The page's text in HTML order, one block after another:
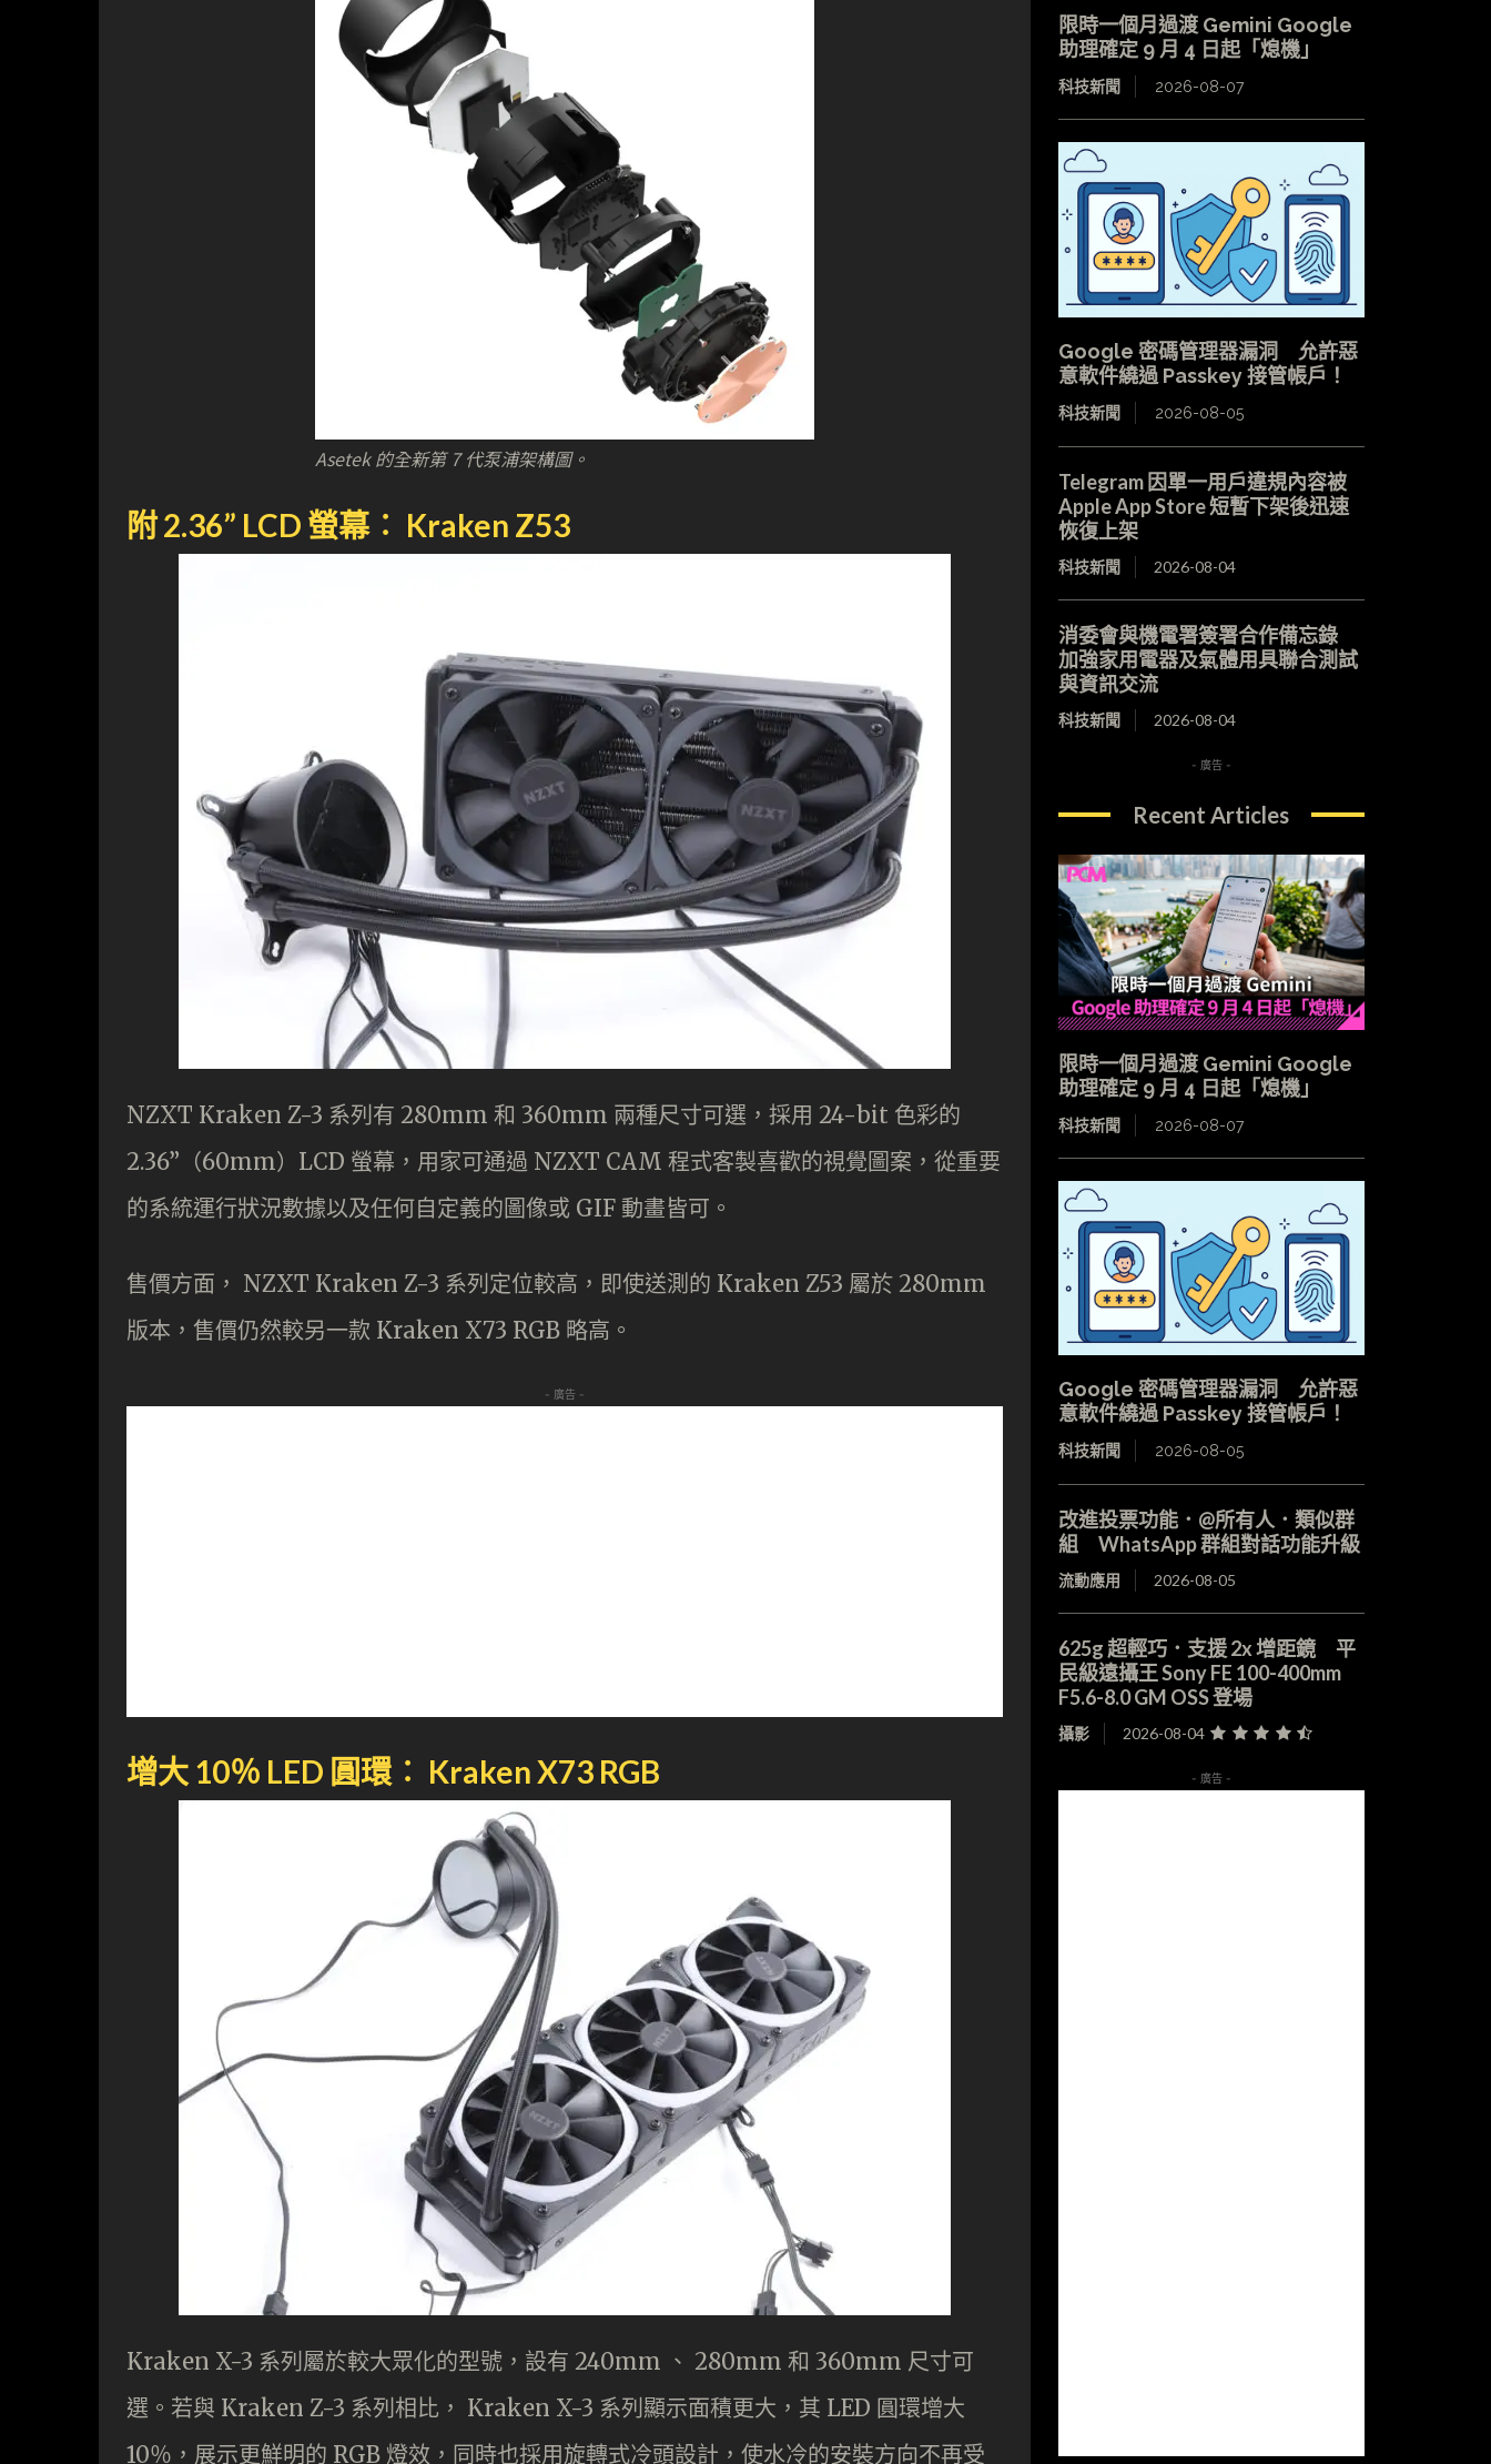
Asetek 的全新第 7 代泵浦架構圖。
附 2.36” LCD 螢幕︰ Kraken Z53
NZXT Kraken Z-3 系列有 280mm 和 360mm 兩種尺寸可選，採用 24-bit 色彩的
2.36”（60mm）LCD 螢幕，用家可通過 NZXT CAM 程式客製喜歡的視覺圖案，從重要
的系統運行狀況數據以及任何自定義的圖像或 GIF 動畫皆可。
售價方面， NZXT Kraken Z-3 系列定位較高，即使送測的 Kraken Z53 屬於 280mm
版本，售價仍然較另一款 Kraken X73 RGB 略高。
- 廣告 -
增大 10％ LED 圓環︰ Kraken X73 RGB
Kraken X-3 系列屬於較大眾化的型號，設有 240mm 、 280mm 和 360mm 尺寸可
選。若與 Kraken Z-3 系列相比， Kraken X-3 系列顯示面積更大，其 LED 圓環增大
10％，展示更鮮明的 RGB 燈效，同時也採用旋轉式冷頭設計，使水冷的安裝方向不再受
限時一個月過渡 Gemini Google
助理確定 9 月 4 日起「熄機」
科技新聞 2026-08-07
Google 密碼管理器漏洞 允許惡
意軟件繞過 Passkey 接管帳戶！
科技新聞 2026-08-05
Telegram 因單一用戶違規內容被
Apple App Store 短暫下架後迅速
恢復上架
科技新聞 2026-08-04
消委會與機電署簽署合作備忘錄
加強家用電器及氣體用具聯合測試
與資訊交流
科技新聞 2026-08-04
- 廣告 -
Recent Articles
限時一個月過渡 Gemini Google
助理確定 9 月 4 日起「熄機」
科技新聞 2026-08-07
Google 密碼管理器漏洞 允許惡
意軟件繞過 Passkey 接管帳戶！
科技新聞 2026-08-05
改進投票功能．@所有人．類似群
組 WhatsApp 群組對話功能升級
流動應用 2026-08-05
625g 超輕巧．支援 2x 增距鏡 平
民級遠攝王 Sony FE 100-400mm
F5.6-8.0 GM OSS 登場
攝影 2026-08-04
- 廣告 -